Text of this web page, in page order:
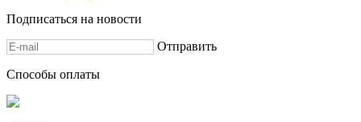
Подписаться на новости
Отправить
Cпособы оплаты